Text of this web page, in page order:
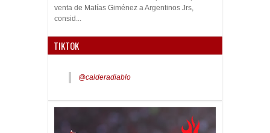
venta de Matías Giménez a Argentinos Jrs,
consid...
TIKTOK
@calderadiablo